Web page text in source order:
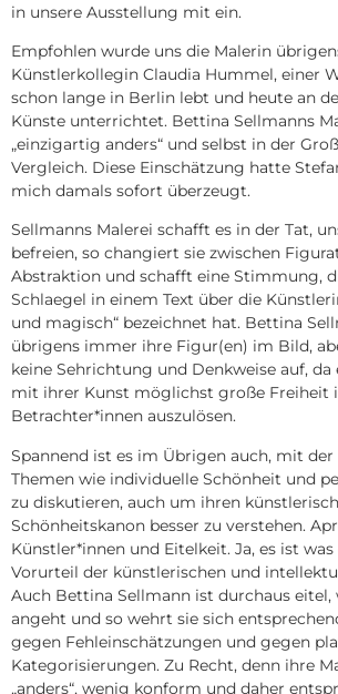
in unsere Ausstellung mit ein.
Empfohlen wurde uns die Malerin
Künstlerkollegin Claudia Hummel, einer
schon lange in Berlin lebt und heute an
Künste unterrichtet. Bettina Sellmanns
„einzigartig anders“ und selbst in der
Vergleich. Diese Einschätzung hatte
mich damals sofort überzeugt.
Sellmanns Malerei schafft es in der Tat,
befreien, so changiert sie zwischen
Abstraktion und schafft eine Stimmung,
Schlaegel in einem Text über die
und magisch“ bezeichnet hat. Bettina
übrigens immer ihre Figur(en) im Bild,
keine Sehrichtung und Denkweise auf,
mit ihrer Kunst möglichst große Freiheit
Betrachter*innen auszulösen.
Spannend ist es im Übrigen auch, mit
Themen wie individuelle Schönheit und
zu diskutieren, auch um ihren
Schönheitskanon besser zu verstehen.
Künstler*innen und Eitelkeit. Ja, es ist
Vorurteil der künstlerischen und
Auch Bettina Sellmann ist durchaus eitel,
angeht und so wehrt sie sich
gegen Fehleinschätzungen und gegen
Kategorisierungen. Zu Recht, denn ihre
„anders“, wenig konform und daher